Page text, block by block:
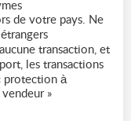
de votre pays. Ne
transaction, et
les transactions
protection à
vendeur »